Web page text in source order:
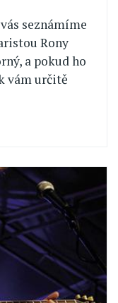
seznámíme
Rony
a pokud ho
vám určitě